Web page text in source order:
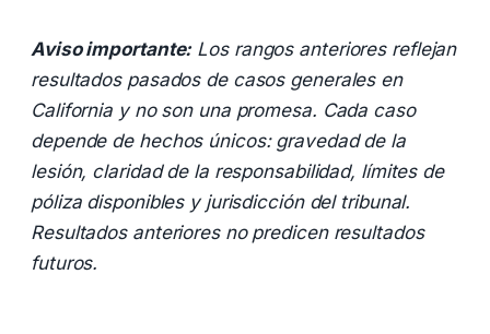
Aviso importante:Los rangos anteriores reflejan
resultados pasados de casos generales en
California y no son una promesa. Cada caso
depende de hechos únicos: gravedad de la
lesión, claridad de la responsabilidad, límites de
póliza disponibles y jurisdicción del tribunal.
Resultados anteriores no predicen resultados
futuros.